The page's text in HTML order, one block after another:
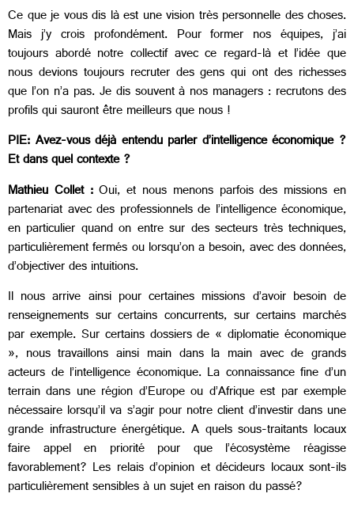
Ce que je vous dis là est une vision très personnelle des choses.
Mais j’y crois profondément. Pour former nos équipes, j’ai
toujours abordé notre collectif avec ce regard-là et l’idée que
nous devions toujours recruter des gens qui ont des richesses
que l’on n’a pas. Je dis souvent à nos managers : recrutons des
profils qui sauront être meilleurs que nous !
PIE: Avez-vous déjà entendu parler d’intelligence économique ?
Et dans quel contexte ?
Mathieu Collet :Oui, et nous menons parfois des missions en
partenariat avec des professionnels de l’intelligence économique,
en particulier quand on entre sur des secteurs très techniques,
particulièrement fermés ou lorsqu’on a besoin, avec des données,
d’objectiver des intuitions.
Il nous arrive ainsi pour certaines missions d’avoir besoin de
renseignements sur certains concurrents, sur certains marchés
par exemple. Sur certains dossiers de « diplomatie économique
», nous travaillons ainsi main dans la main avec de grands
acteurs de l’intelligence économique. La connaissance fine d’un
terrain dans une région d’Europe ou d’Afrique est par exemple
nécessaire lorsqu’il va s’agir pour notre client d’investir dans une
grande infrastructure énergétique. A quels sous-traitants locaux
faire appel en priorité pour que l’écosystème réagisse
favorablement? Les relais d’opinion et décideurs locaux sont-ils
particulièrement sensibles à un sujet en raison du passé?